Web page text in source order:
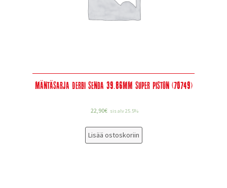
Mäntäsarja Derbi Senda 39.86mm Super Piston (70749)
22,90€ sis alv 25.5%
Lisää ostoskoriin